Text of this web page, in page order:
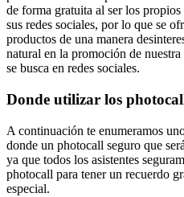
de forma gratuita al ser los
sus redes sociales, por lo que se
productos de una manera
natural en la promoción de
se busca en redes sociales.
Donde utilizar los
A continuación te enumeramos
donde un photocall seguro que
ya que todos los asistentes
photocall para tener un recuerdo
especial.